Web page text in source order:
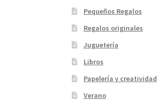
Pequeños Regalos
Regalos originales
Juguetería
Libros
Papelería y creatividad
Verano